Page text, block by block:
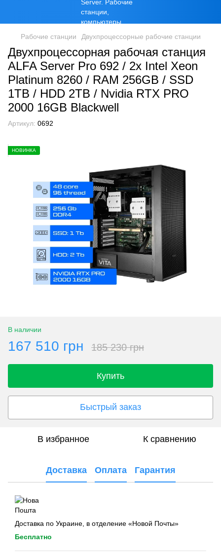
Рабочие станции Двухпроцессорные рабочие станции
Двухпроцессорная рабочая станция
ALFA Server Pro 692 / 2х Intel Xeon
Platinum 8260 / RAM 256GB / SSD
1TB / HDD 2TB / Nvidia RTX PRO
2000 16GB Blackwell
Артикул: 0692
НОВИНКА
В наличии
167 510 грн 185 230 грн
Купить
Быстрый заказ
В избранное К сравнению
Доставка Оплата Гарантия
Доставка по Украине, в отделение «Новой Почты»
Бесплатно